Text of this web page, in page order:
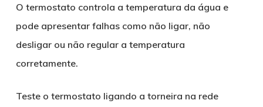
O termostato controla a temperatura da água e
pode apresentar falhas como não ligar, não
desligar ou não regular a temperatura
corretamente.
Teste o termostato ligando a torneira na rede